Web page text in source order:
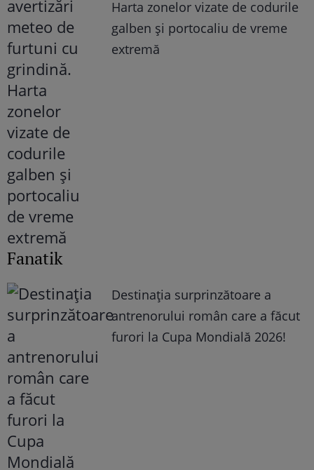
Harta zonelor vizate de codurile
galben și portocaliu de vreme
extremă
Fanatik
Destinația surprinzătoare a
antrenorului român care a făcut
furori la Cupa Mondială 2026!